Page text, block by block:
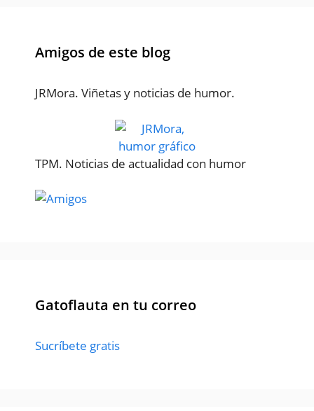
Amigos de este blog
JRMora. Viñetas y noticias de humor.
TPM. Noticias de actualidad con humor
Gatoflauta en tu correo
Sucríbete gratis